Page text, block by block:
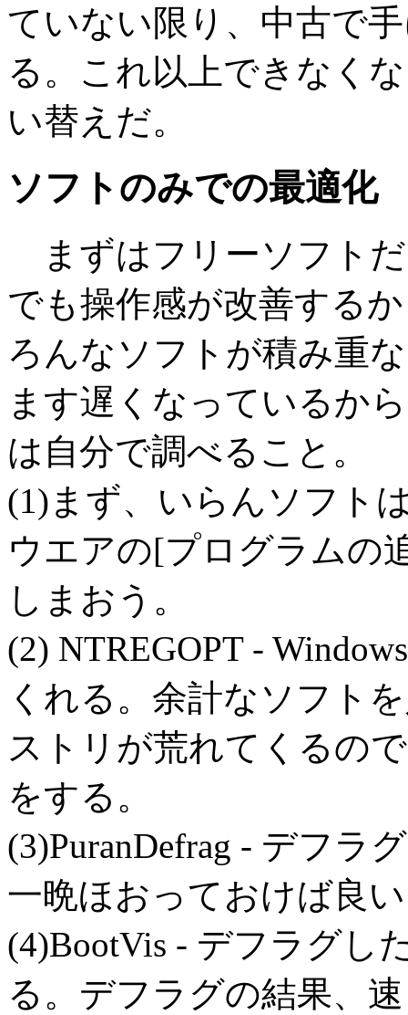
ていない限り、中古で
る。これ以上できなく
い替えだ。
ソフトのみでの最適化
まずはフリーソフト
でも操作感が改善する
ろんなソフトが積み重
ます遅くなっているか
は自分で調べること。
(1)まず、いらんソフト
ウエアの[プログラムの
しまおう。
(2) NTREGOPT -
くれる。余計なソフト
ストリが荒れてくるの
をする。
(3)PuranDefrag - デフラ
一晩ほおっておけば良
(4)BootVis - デフラグし
る。デフラグの結果、